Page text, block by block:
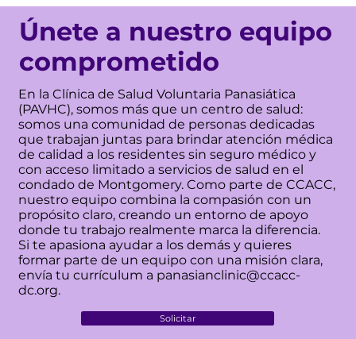
Únete a nuestro equipo
comprometido
En la Clínica de Salud Voluntaria Panasiática
(PAVHC), somos más que un centro de salud:
somos una comunidad de personas dedicadas
que trabajan juntas para brindar atención médica
de calidad a los residentes sin seguro médico y
con acceso limitado a servicios de salud en el
condado de Montgomery. Como parte de CCACC,
nuestro equipo combina la compasión con un
propósito claro, creando un entorno de apoyo
donde tu trabajo realmente marca la diferencia.
Si te apasiona ayudar a los demás y quieres
formar parte de un equipo con una misión clara,
envía tu currículum a panasianclinic@ccacc-
dc.org.
Solicitar